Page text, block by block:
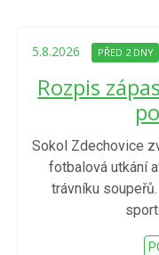
5.8.2026 PŘED 2 DNY
Rozpis
Sokol Zdechovice
fotbalová utkání
trávníku